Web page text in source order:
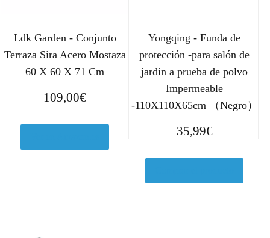
Ldk Garden - Conjunto
Terraza Sira Acero Mostaza
60 X 60 X 71 Cm
109,00€
Yongqing - Funda de
protección -para salón de
jardin a prueba de polvo
Impermeable
-110X110X65cm （Negro）
35,99€